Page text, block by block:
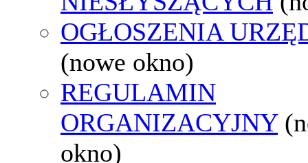
OGŁOSZENIA
(nowe okno)
REGULAMIN
ORGANIZACYJNY
okno)